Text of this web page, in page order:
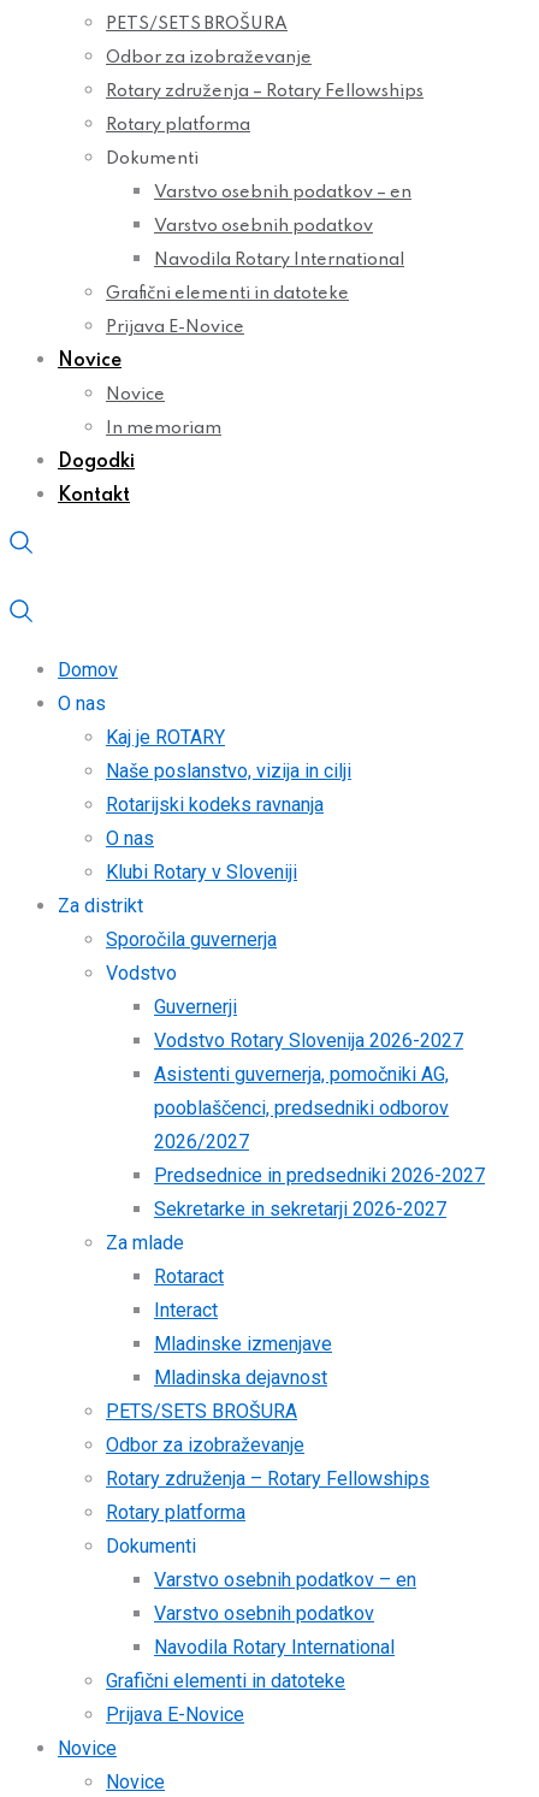
PETS/SETS BROŠURA
Odbor za izobraževanje
Rotary združenja – Rotary Fellowships
Rotary platforma
Dokumenti
Varstvo osebnih podatkov – en
Varstvo osebnih podatkov
Navodila Rotary International
Grafični elementi in datoteke
Prijava E-Novice
Novice
Novice
In memoriam
Dogodki
Kontakt
Domov
O nas
Kaj je ROTARY
Naše poslanstvo, vizija in cilji
Rotarijski kodeks ravnanja
O nas
Klubi Rotary v Sloveniji
Za distrikt
Sporočila guvernerja
Vodstvo
Guvernerji
Vodstvo Rotary Slovenija 2026-2027
Asistenti guvernerja, pomočniki AG,
pooblaščenci, predsedniki odborov
2026/2027
Predsednice in predsedniki 2026-2027
Sekretarke in sekretarji 2026-2027
Za mlade
Rotaract
Interact
Mladinske izmenjave
Mladinska dejavnost
PETS/SETS BROŠURA
Odbor za izobraževanje
Rotary združenja – Rotary Fellowships
Rotary platforma
Dokumenti
Varstvo osebnih podatkov – en
Varstvo osebnih podatkov
Navodila Rotary International
Grafični elementi in datoteke
Prijava E-Novice
Novice
Novice